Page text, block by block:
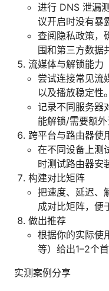
进行 DNS 泄漏
议开启时没有暴
查阅隐私政策，
围和第三方数据
流媒体与解锁能力
尝试连接常见流
以及播放稳定性。
记录不同服务器
能解锁/需要额外
跨平台与路由器使
在不同设备上测
时测试路由器安
构建对比矩阵
把速度、延迟、
成对比矩阵，便
做出推荐
根据你的实际使
等）给出1–2个
实测案例分享